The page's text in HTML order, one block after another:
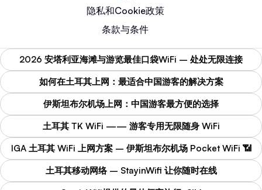
隐私和Cookie政策
条款与条件
2026 安塔利亚海滩与游览最佳口袋WiFi – 处处无限连接
如何在土耳其上网：最适合中国游客的解决方案
伊斯坦布尔机场上网：中国游客最方便的选择
土耳其 TK WiFi —— 游客专用无限随身 WiFi
IGA 土耳其 WiFi 上网方案 – 伊斯坦布尔机场 Pocket WiFi 📶
土耳其移动网络 – StayinWifi 让你随时在线